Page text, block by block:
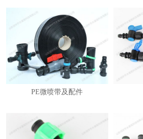
PE微喷带及配件